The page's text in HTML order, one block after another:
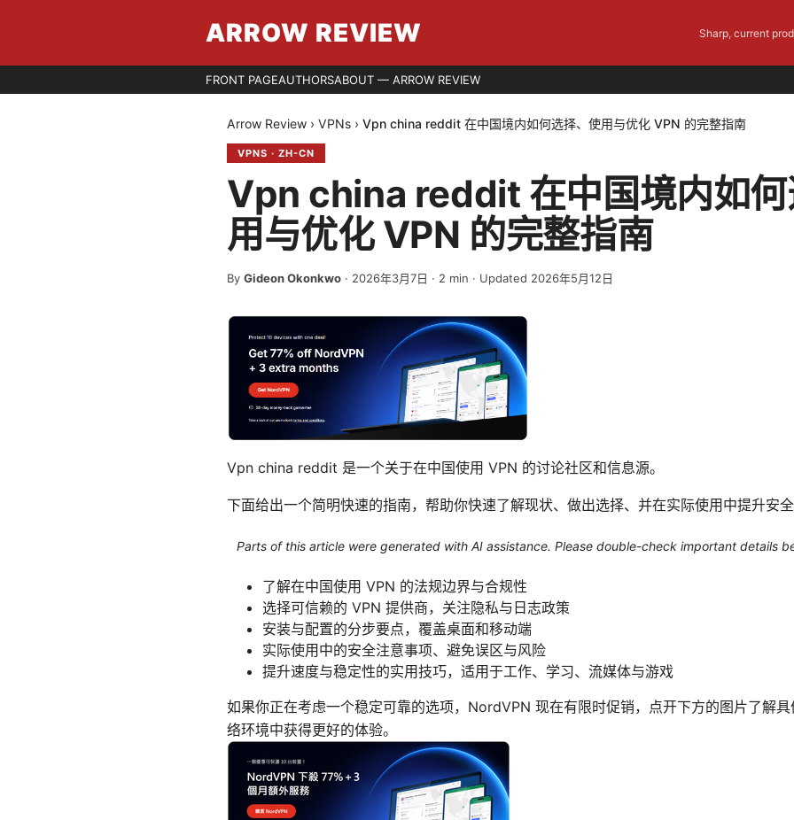
ARROW REVIEW Sharp, current
FRONT PAGEAUTHORSABOUT — ARROW REVIEW
Arrow Review › VPNs › Vpn china reddit 在中国境内如何选择、使用与优化 VPN 的完整指南
VPNS · ZH-CN
Vpn china reddit 在中国境内如何
用与优化 VPN 的完整指南
By Gideon Okonkwo · 2026年3月7日 · 2 min · Updated 2026年5月12日
Vpn china reddit 是一个关于在中国使用 VPN 的讨论社区和信息源。
下面给出一个简明快速的指南，帮助你快速了解现状、做出选择、并在实际使用中提升安
Parts of this article were generated with AI assistance. Please double-check important details
了解在中国使用 VPN 的法规边界与合规性
选择可信赖的 VPN 提供商，关注隐私与日志政策
安装与配置的分步要点，覆盖桌面和移动端
实际使用中的安全注意事项、避免误区与风险
提升速度与稳定性的实用技巧，适用于工作、学习、流媒体与游戏
如果你正在考虑一个稳定可靠的选项，NordVPN 现在有限时促销，点开下方的图片了解
络环境中获得更好的体验。